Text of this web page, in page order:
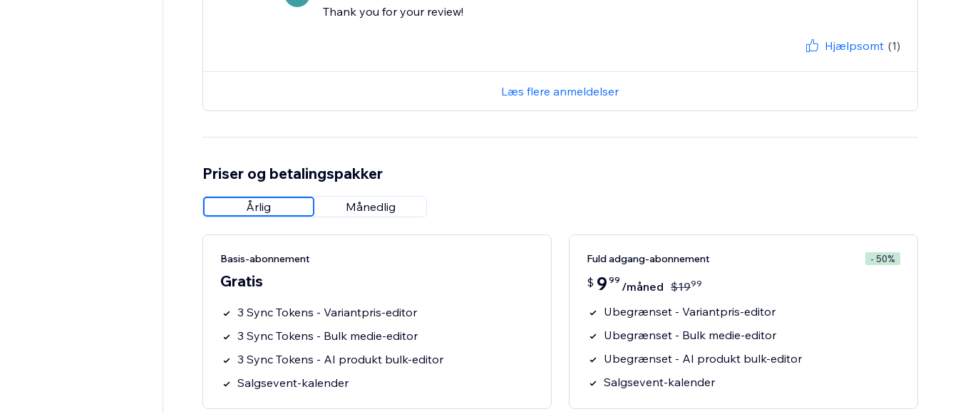
Thank you for your review!
Hjælpsomt (1)
Læs flere anmeldelser
Priser og betalingspakker
Årlig Månedlig
Basis-abonnement
Gratis
3 Sync Tokens - Variantpris-editor
3 Sync Tokens - Bulk medie-editor
3 Sync Tokens - AI produkt bulk-editor
Salgsevent-kalender
Fuld adgang-abonnement - 50%
$ 9 99 /måned $1999
Ubegrænset - Variantpris-editor
Ubegrænset - Bulk medie-editor
Ubegrænset - AI produkt bulk-editor
Salgsevent-kalender